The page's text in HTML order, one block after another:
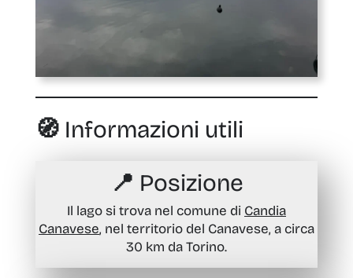
🧭 Informazioni utili
📍 Posizione
Il lago si trova nel comune di Candia
Canavese, nel territorio del Canavese, a circa
30 km da Torino.